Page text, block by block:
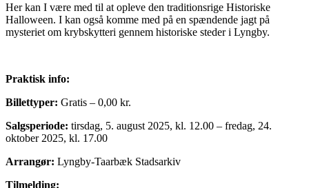
Her kan I være med til at opleve den traditionsrige Historiske
Halloween. I kan også komme med på en spændende jagt på
mysteriet om krybskytteri gennem historiske steder i Lyngby.
Praktisk info:
Billettyper: Gratis – 0,00 kr.
Salgsperiode: tirsdag, 5. august 2025, kl. 12.00 – fredag, 24.
oktober 2025, kl. 17.00
Arrangør: Lyngby-Taarbæk Stadsarkiv
Tilmelding: